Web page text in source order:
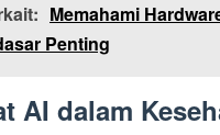
Memahami
Penting
AI dalam